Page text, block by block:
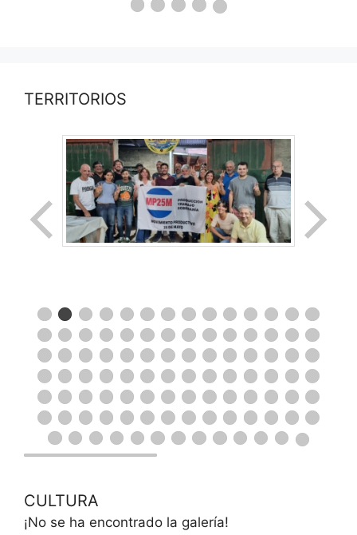
TERRITORIOS
CULTURA
¡No se ha encontrado la galería!